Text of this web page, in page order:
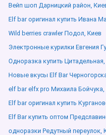
Вейп шоп Дарницкий район,
Elf bar оригинал купить Ивана
Wild berries crawler Подол, Киев
Электронные курилки Евгения
Одноразка купить
Новые вкусы Elf Bar
elf bar elfx pro Михаила Бойчука,
Elf bar оригинал купить
Elf Bar купить оптом
одноразки Редутный переулок,